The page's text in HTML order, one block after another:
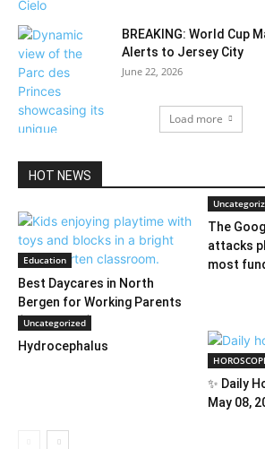
BREAKING: World Cup
Alerts to Jersey City
June 22, 2026
Load more
HOT NEWS
Education
Best Daycares in North
Bergen for Working Parents
(2026 Guide)
The
attacks
most
Uncategorized
Hydrocephalus
✨ Daily
May 08,